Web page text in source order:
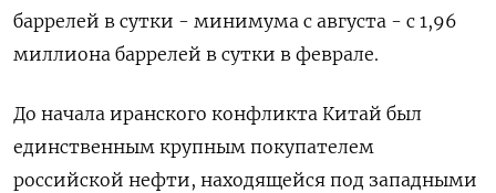
баррелей в сутки - минимума с августа - с 1,96
миллиона баррелей в сутки в феврале.
До начала иранского конфликта Китай был
единственным крупным покупателем
российской нефти, находящейся под западными